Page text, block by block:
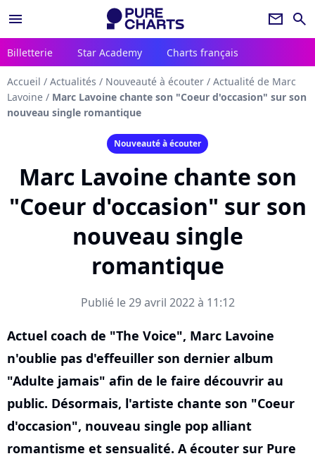
menu newsletter search
Billetterie Star Academy Charts français
Accueil / Actualités / Nouveauté à écouter / Actualité de Marc
Lavoine / Marc Lavoine chante son "Coeur d'occasion" sur son
nouveau single romantique
Nouveauté à écouter
Marc Lavoine chante son
"Coeur d'occasion" sur son
nouveau single
romantique
Publié le 29 avril 2022 à 11:12
Actuel coach de "The Voice", Marc Lavoine
n'oublie pas d'effeuiller son dernier album
"Adulte jamais" afin de le faire découvrir au
public. Désormais, l'artiste chante son "Coeur
d'occasion", nouveau single pop alliant
romantisme et sensualité. A écouter sur Pure